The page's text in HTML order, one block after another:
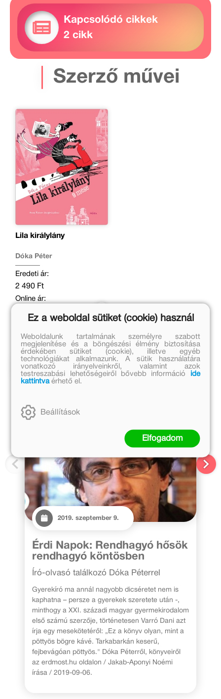
Kapcsolódó cikkek
2 cikk
Szerző művei
Lila királylány
Dóka Péter
Eredeti ár:
2 490 Ft
Online ár:
Kapcsolódó cikkek
2019. szeptember 9.
Érdi Napok: Rendhagyó hősök
rendhagyó köntösben
Író-olvasó találkozó Dóka Péterrel
Gyerekíró ma annál nagyobb dicséretet nem is
kaphatna – persze a gyerekek szeretete után -,
minthogy a XXI. századi magyar gyermekirodalom
első számú szerzője, történetesen Varró Dani azt
írja egy mesekötetéről: „Ez a könyv olyan, mint a
pöttyös bögre kávé. Tarkabarkán keserű,
fejbevágóan pöttyös." Dóka Péterről, könyveiről
az erdmost.hu oldalon / Jakab-Aponyi Noémi
írása / 2019-09-06.
Ez a weboldal sütiket (cookie) használ
Weboldalunk tartalmának személyre szabott
megjelenítése és a böngészési élmény biztosítása
érdekében sütiket (cookie), illetve egyéb
technológiákat alkalmazunk. A sütik használatára
vonatkozó irányelveinkről, valamint azok
testreszabási lehetőségeiről bővebb információ
ide
kattintvaérhető el.
Beállítások
Elfogadom